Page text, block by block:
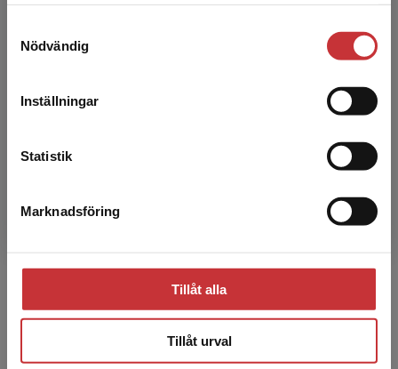
Nödvändig
Inställningar
Statistik
Marknadsföring
Tillåt alla
Tillåt urval
studentlitteratur.se via en enhet utanför Sverige.
Vi erbjuder inte leveranser utanför Sverige. För
att kunna slutföra ett köp måste
Kostnadsfria provexemplar
Du som undervisar kan beställa kostnadsfria
provexemplar av en rad produkter. Ett provexemplar